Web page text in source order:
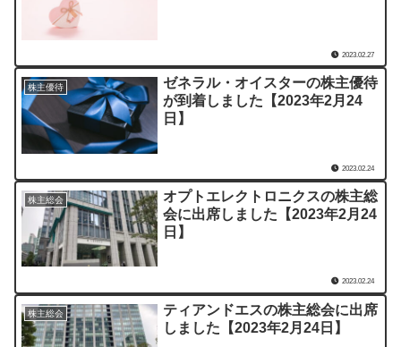
2023.02.27
株主優待
ゼネラル・オイスターの株主優待
が到着しました【2023年2月24
日】
2023.02.24
株主総会
オプトエレクトロニクスの株主総
会に出席しました【2023年2月24
日】
2023.02.24
株主総会
ティアンドエスの株主総会に出席
しました【2023年2月24日】